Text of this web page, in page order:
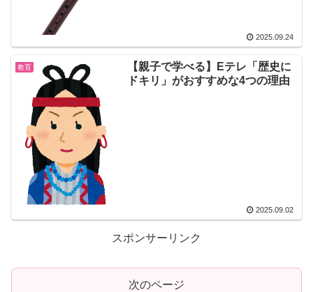
2025.09.24
教育
【親子で学べる】Eテレ「歴史に
ドキリ」がおすすめな4つの理由
2025.09.02
スポンサーリンク
次のページ